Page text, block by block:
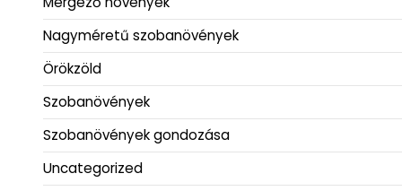
Nagyméretű szobanövények
Örökzöld
Szobanövények
Szobanövények gondozása
Uncategorized